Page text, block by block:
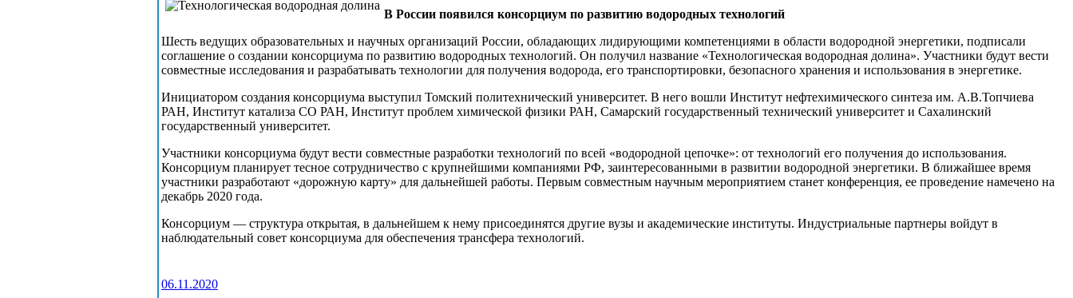
В России появился консорциум по развитию водородных технологий
Шесть ведущих образовательных и научных организаций России, обладающих лидирующими компетенциями в области водородной энергетики, подписали
соглашение о создании консорциума по развитию водородных технологий. Он получил название «Технологическая водородная долина». Участники будут вести
совместные исследования и разрабатывать технологии для получения водорода, его транспортировки, безопасного хранения и использования в энергетике.
Инициатором создания консорциума выступил Томский политехнический университет. В него вошли Институт нефтехимического синтеза им. А.В.Топчиева
РАН, Институт катализа СО РАН, Институт проблем химической физики РАН, Самарский государственный технический университет и Сахалинский
государственный университет.
Участники консорциума будут вести совместные разработки технологий по всей «водородной цепочке»: от технологий его получения до использования.
Консорциум планирует тесное сотрудничество с крупнейшими компаниями РФ, заинтересованными в развитии водородной энергетики. В ближайшее время
участники разработают «дорожную карту» для дальнейшей работы. Первым совместным научным мероприятием станет конференция, ее проведение намечено на
декабрь 2020 года.
Консорциум — структура открытая, в дальнейшем к нему присоединятся другие вузы и академические институты. Индустриальные партнеры войдут в
наблюдательный совет консорциума для обеспечения трансфера технологий.
06.11.2020